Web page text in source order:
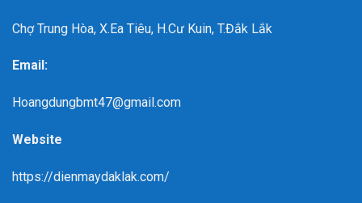
Chợ Trung Hòa, X.Ea Tiêu, H.Cư Kuin, T.Đắk Lắk
Email:
Hoangdungbmt47@gmail.com
Website
https://dienmaydaklak.com/